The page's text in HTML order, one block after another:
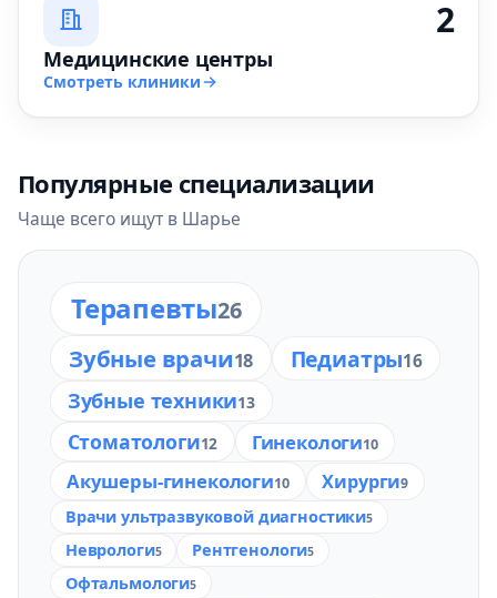
2
Медицинские центры
Смотреть клиники
Популярные специализации
Чаще всего ищут в Шарье
Терапевты26
Зубные врачи18 Педиатры16
Зубные техники13
Стоматологи12 Гинекологи10
Акушеры-гинекологи10 Хирурги9
Врачи ультразвуковой диагностики5
Неврологи5 Рентгенологи5
Офтальмологи5